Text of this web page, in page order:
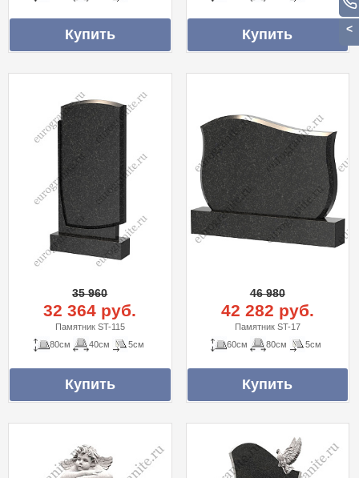
35 960
32 364 руб.
Памятник ST-115
80см
40см 5см
46 980
42 282 руб.
Памятник ST-17
60см
80см 5см